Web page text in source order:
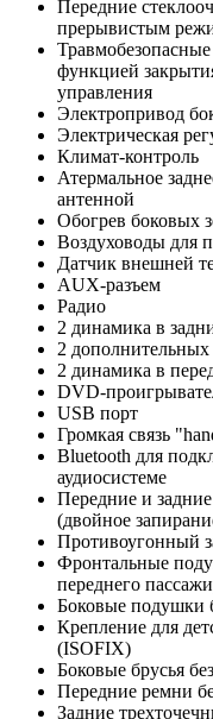
Передние
прерывистым
функцией
управления
Электропривод
Электрическая
Климат-контроль
Атермальное
антенной
Обогрев боковых
Воздуховоды для
Датчик внешней
AUX-разъем
Радио
2 динамика в
2
2 динамика в
DVD-
USB порт
Громкая связь
Bluetooth для
аудиосистеме
Передние и
(двойное
Противоугонный
Фронтальные
переднего
Боковые подушки
Крепление для
(ISOFIX)
Боковые брусья
Передние ремни
Задние